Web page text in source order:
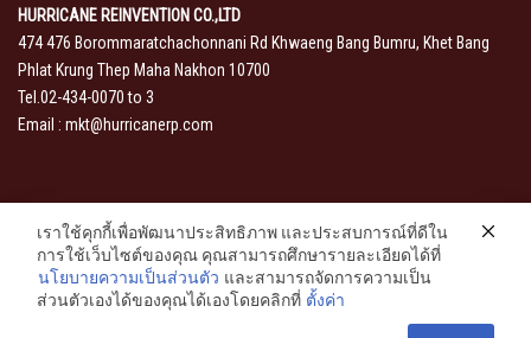
HURRICANE REINVENTION CO.,LTD
474 476 Borommaratchachonnani Rd Khwaeng Bang Bumru, Khet Bang
Phlat Krung Thep Maha Nakhon 10700
Tel.02-434-0070 to 3
Email : mkt@hurricanerp.com
เราใช้คุกกี้เพื่อพัฒนาประสิทธิภาพ และประสบการณ์ที่ดีใน
การใช้เว็บไซต์ของคุณ คุณสามารถศึกษารายละเอียดได้ที่
นโยบายความเป็นส่วนตัว และสามารถจัดการความเป็น
ส่วนตัวเองได้ของคุณได้เองโดยคลิกที่ ตั้งค่า